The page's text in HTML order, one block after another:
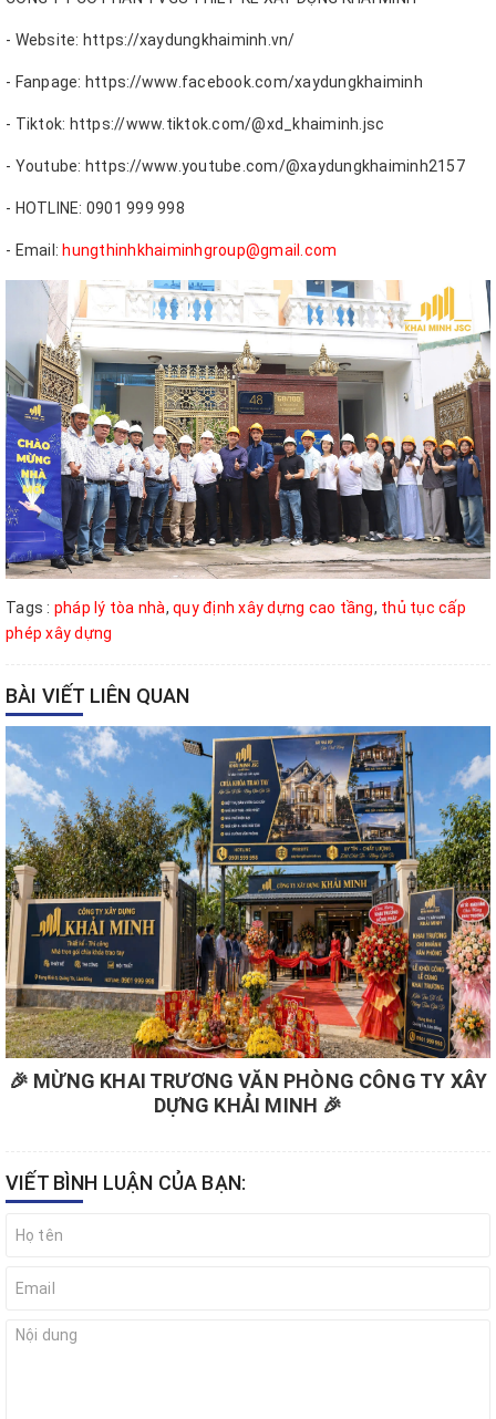
- Website: https://xaydungkhaiminh.vn/
- Fanpage: https://www.facebook.com/xaydungkhaiminh
- Tiktok: https://www.tiktok.com/@xd_khaiminh.jsc
- Youtube: https://www.youtube.com/@xaydungkhaiminh2157
- HOTLINE: 0901 999 998
- Email: hungthinhkhaiminhgroup@gmail.com
Tags : pháp lý tòa nhà, quy định xây dựng cao tầng, thủ tục cấp
phép xây dựng
BÀI VIẾT LIÊN QUAN
🎉 MỪNG KHAI TRƯƠNG VĂN PHÒNG CÔNG TY XÂY
DỰNG KHẢI MINH 🎉
VIẾT BÌNH LUẬN CỦA BẠN: